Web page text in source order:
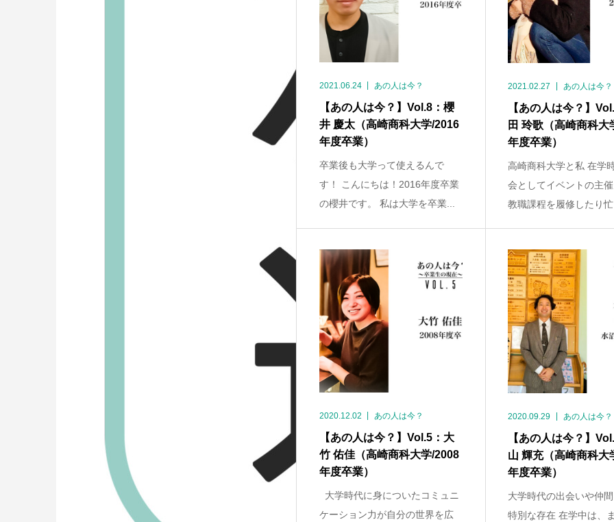
2021.06.24 あの人は今？
【あの人は今？】Vol.8：櫻
井 慶太（高崎商科大学/2016
年度卒業）
卒業後も大学って使えるんで
す！ こんにちは！2016年度卒業
の櫻井です。 私は大学を卒業...
2021.02.27 あの人は今？
【あの人は今？】
田 玲歌（高崎商科大
年度卒業）
高崎商科大学と私 在学
会としてイベントの主
教職課程を履修したり
2020.12.02 あの人は今？
【あの人は今？】Vol.5：大
竹 佑佳（高崎商科大学/2008
年度卒業）
大学時代に身についたコミュニ
ケーション力が自分の世界を広
2020.09.29 あの人は今？
【あの人は今？】
山 輝充（高崎商科大
年度卒業）
大学時代の出会いや仲
特別な存在 在学中は、